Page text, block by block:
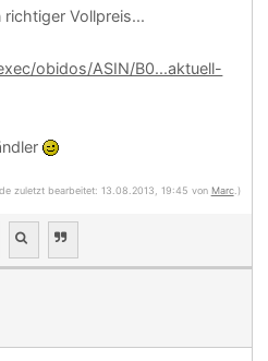
Vollpreis...
obidos/ASIN/B0...aktuell-
zuletzt bearbeitet: 13.08.2013, 19:45 von Marc.)